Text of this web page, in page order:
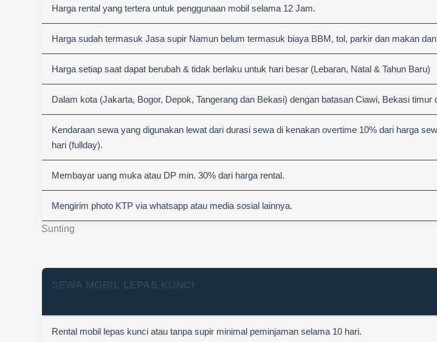
Sunting
Harga rental yang tertera untuk penggunaan mobil selama 12 Jam.
Harga sudah termasuk Jasa supir Namun belum termasuk biaya BBM, tol, parkir dan makan
Harga setiap saat dapat berubah & tidak berlaku untuk hari besar (Lebaran, Natal & Tahun Baru)
Dalam kota (Jakarta, Bogor, Depok, Tangerang dan Bekasi) dengan batasan Ciawi, Bekasi timur
Kendaraan sewa yang digunakan lewat dari durasi sewa di kenakan overtime 10% dari harga
hari (fullday).
Membayar uang muka atau DP min. 30% dari harga rental.
Mengirim photo KTP via whatsapp atau media sosial lainnya.
SEWA MOBIL LEPAS KUNCI
Rental mobil lepas kunci atau tanpa supir minimal peminjaman selama 10 hari.